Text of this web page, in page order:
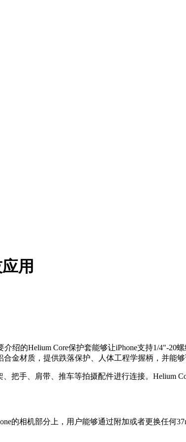
用
的Helium Core保护套能够让iPhone支持1/4"-20
金材质，提供跌落保护、人体工程学握柄，并能
把手、肩带、推车等拍摄配件进行连接。Helium
的相机部分上，用户能够通过附加或者更换任何